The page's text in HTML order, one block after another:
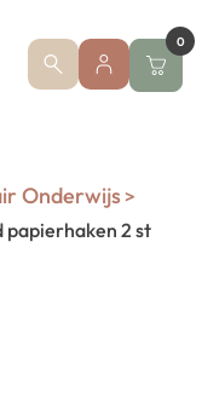
0
Onderwijs>
papierhaken 2 st